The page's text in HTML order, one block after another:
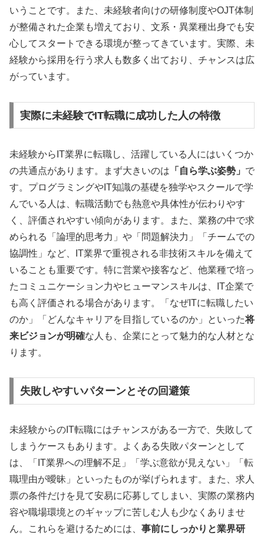
いうことです。また、未経験者向けの研修制度やOJT体制
が整備された企業も増えており、文系・異業種出身でも安
心してスタートできる環境が整ってきています。実際、未
経験から採用を行う求人も数多く出ており、チャンスは広
がっています。
実際に未経験でIT転職に成功した人の特徴
未経験からIT業界に転職し、活躍している人にはいくつか
の共通点があります。まず大きいのは 「自ら学ぶ姿勢」 で
す。プログラミングやIT知識の基礎を独学やスクールで学
んでいる人は、転職活動でも熱意や具体性が伝わりやす
く、評価されやすい傾向があります。また、業務の中で求
められる「論理的思考力」や「問題解決力」「チームでの
協調性」など、IT業界で重視される非技術スキルを備えて
いることも重要です。特に営業や接客など、他業種で培っ
たコミュニケーション力やヒューマンスキルは、IT企業で
も高く評価される場合があります。「なぜITに転職したい
のか」「どんなキャリアを目指しているのか」といった将
来ビジョンが明確な人も、企業にとって魅力的な人材とな
ります。
失敗しやすいパターンとその回避策
未経験からのIT転職にはチャンスがある一方で、失敗して
しまうケースもあります。よくある失敗パターンとして
は、「IT業界への理解不足」「学ぶ意欲が見えない」「転
職理由が曖昧」といったものが挙げられます。また、求人
票の条件だけを見て安易に応募してしまい、実際の業務内
容や職場環境とのギャップに苦しむ人も少なくありませ
ん。これらを避けるためには、 事前にしっかりと業界研